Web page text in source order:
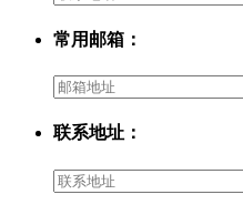
常用邮箱：
联系地址：